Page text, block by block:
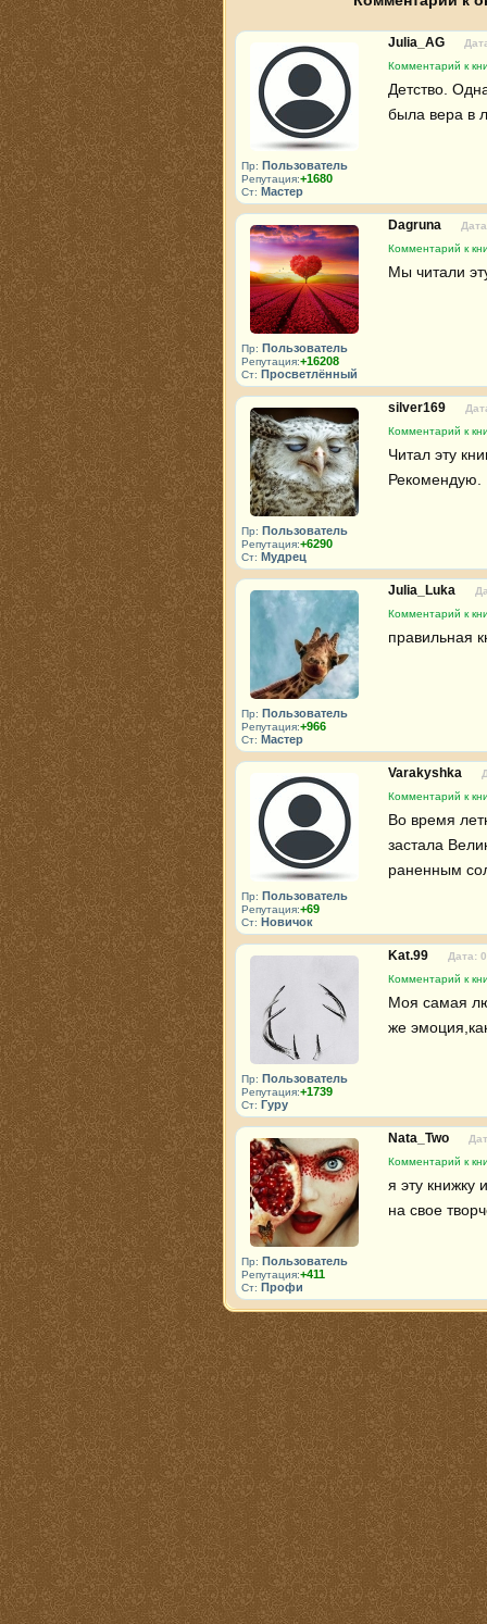
Пр: Пользователь
Репутация:+1680
Ст: Мастер
Julia_AG
Комментарий к
Детство.
была вера в
Пр: Пользователь
Репутация:+16208
Ст: Просветлённый
Dagruna
Комментарий к
Мы читали
Пр: Пользователь
Репутация:+6290
Ст: Мудрец
silver169
Комментарий к
Читал эту
Рекомендую.
Пр: Пользователь
Репутация:+966
Ст: Мастер
Julia_Luka
Комментарий к
правильная
Пр: Пользователь
Репутация:+69
Ст: Новичок
Varakyshka
Комментарий к
Во время
застала
раненным
Пр: Пользователь
Репутация:+1739
Ст: Гуру
Kat.99
Дата:
Комментарий к
Моя самая
же
Пр: Пользователь
Репутация:+411
Ст: Профи
Nata_Two
Комментарий к
я эту книжку
на свое